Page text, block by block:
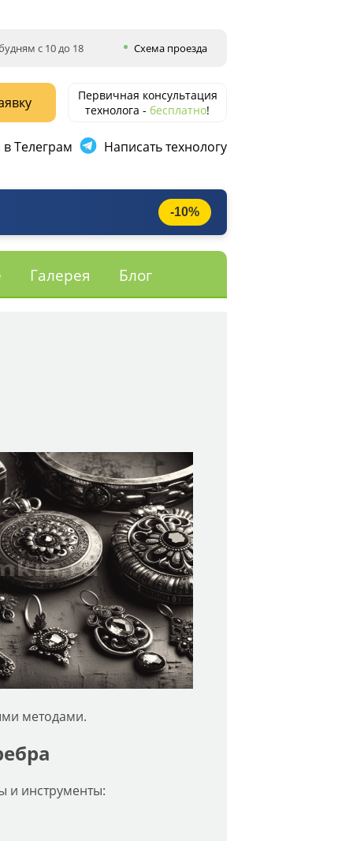
с 10 до 18 Схема проезда
Первичная консультация
технолога - бесплатно!
в Телеграм Написать технологу
-10%
Галерея Блог
методами.
и инструменты: